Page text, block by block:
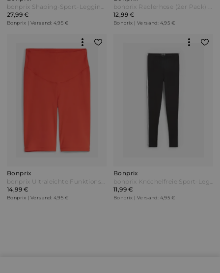
bonprix Shaping-Sport-Leggings aus stabilem Baumwollgrifff Schwarz
27,99 €
Bonprix | Versand: 4,95 €
bonprix Radlerhose (2er Pack) Weiß
12,99 €
Bonprix | Versand: 4,95 €
Bonprix
bonprix Ultraleichte Funktionsradler mit Komfortbund schnelltrocknend Rot
14,99 €
Bonprix | Versand: 4,95 €
Bonprix
bonprix Knöchelfreie Sport-Leggings Schwarz
11,99 €
Bonprix | Versand: 4,95 €